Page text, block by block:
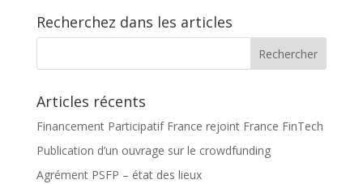
Recherchez dans les articles
Articles récents
Financement Participatif France rejoint France FinTech
Publication d’un ouvrage sur le crowdfunding
Agrément PSFP – état des lieux